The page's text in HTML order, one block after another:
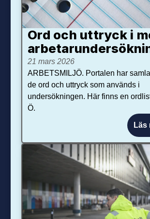
Ord och uttryck i
21 mars 2026
ARBETSMILJÖ. Portalen har
de ord och uttryck som används i
undersökningen. Här finns en
Ö.
Läs